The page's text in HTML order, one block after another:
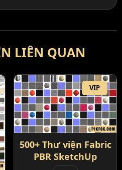
LIÊN QUAN
VIP
500+ Thư viện Fabric
PBR SketchUp